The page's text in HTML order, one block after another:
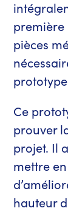
première
pièces
Ce
prouver
projet. Il
mettre
hauteur